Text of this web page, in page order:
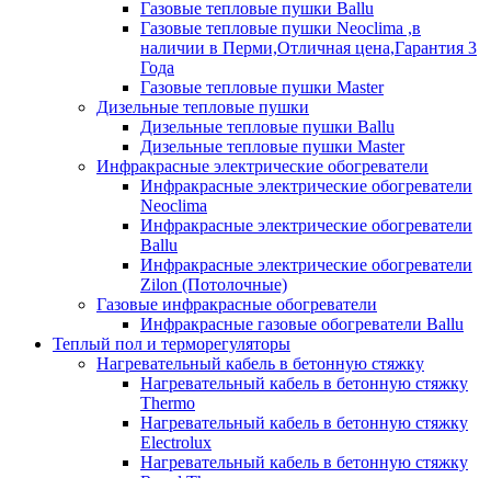
Газовые тепловые пушки Ballu
Газовые тепловые пушки Neoclima ,в
наличии в Перми,Отличная цена,Гарантия 3
Года
Газовые тепловые пушки Master
Дизельные тепловые пушки
Дизельные тепловые пушки Ballu
Дизельные тепловые пушки Master
Инфракрасные электрические обогреватели
Инфракрасные электрические обогреватели
Neoclima
Инфракрасные электрические обогреватели
Ballu
Инфракрасные электрические обогреватели
Zilon (Потолочные)
Газовые инфракрасные обогреватели
Инфракрасные газовые обогреватели Ballu
Теплый пол и терморегуляторы
Нагревательный кабель в бетонную стяжку
Нагревательный кабель в бетонную стяжку
Thermo
Нагревательный кабель в бетонную стяжку
Electrolux
Нагревательный кабель в бетонную стяжку